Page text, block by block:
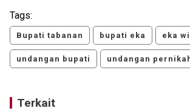
Tags:
Bupati tabanan bupati eka eka
undangan bupati undangan
Terkait